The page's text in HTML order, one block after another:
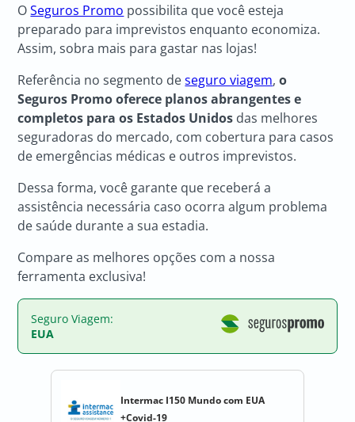
OSeguros Promo possibilita que você esteja
preparado para imprevistos enquanto economiza.
Assim, sobra mais para gastar nas lojas!
Referência no segmento deseguro viagem,o
Seguros Promo oferece planos abrangentes e
completos para os Estados Unidos das melhores
seguradoras do mercado, com cobertura para casos
de emergências médicas e outros imprevistos.
Dessa forma, você garante que receberá a
assistência necessária caso ocorra algum problema
de saúde durante a sua estadia.
Compare as melhores opções com a nossa
ferramenta exclusiva!
Seguro Viagem:
EUA
Intermac I150 Mundo com EUA
+Covid-19